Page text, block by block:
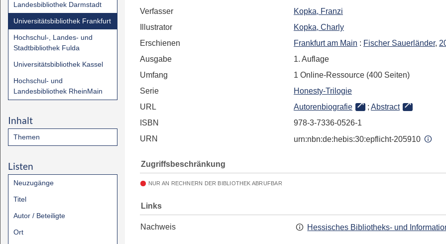
Landesbibliothek Darmstadt
Universitätsbibliothek Frankfurt
Hochschul-, Landes- und
Stadtbibliothek Fulda
Universitätsbibliothek Kassel
Hochschul- und
Landesbibliothek RheinMain
Inhalt
Themen
Listen
Neuzugänge
Titel
Autor / Beteiligte
Ort
Verfasser
Kopka, Franzi
Illustrator
Kopka, Charly
Erschienen
Frankfurt am Main : Fischer Sauerländer,
Ausgabe
1. Auflage
Umfang
1 Online-Ressource (400 Seiten)
Serie
Honesty-Trilogie
URL
Autorenbiografie ; Abstract
ISBN
978-3-7336-0526-1
URN
urn:nbn:de:hebis:30:epflicht-205910
Zugriffsbeschränkung
NUR AN RECHNERN DER BIBLIOTHEK ABRUFBAR
Links
Nachweis Hessisches Bibliotheks- und